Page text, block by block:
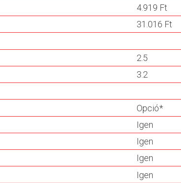
4.919 Ft
31.016 Ft
2.5
3.2
Opció*
Igen
Igen
Igen
Igen